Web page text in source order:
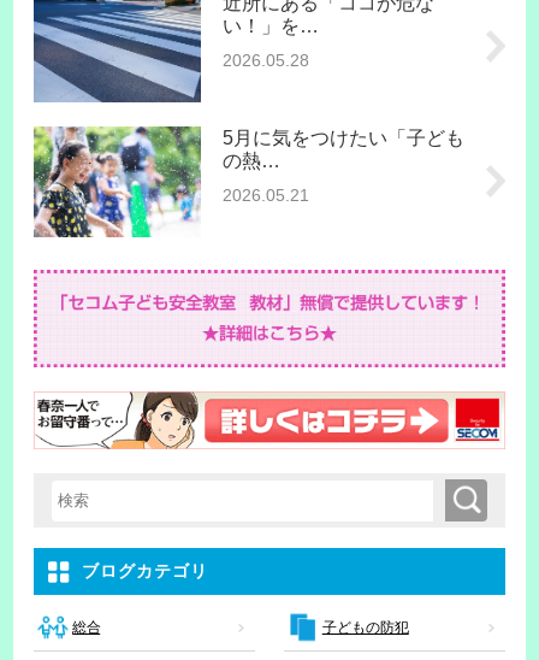
い！」を…
2026.05.28
5月に気をつけたい「子ども
の熱…
2026.05.21
検索キーワード入力 検索
ブログカテゴリ
総合 子どもの防犯